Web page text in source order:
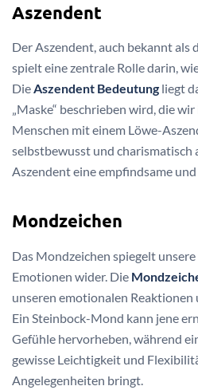
Aszendent
Der Aszendent, auch bekannt als
spielt eine zentrale Rolle darin,
DieAszendent Bedeutung liegt
„Maske“ beschrieben wird, die
Menschen mit einem Löwe-
selbstbewusst und charismatisch
Aszendent eine empfindsame
Mondzeichen
Das Mondzeichen spiegelt
Emotionen wider. Die
unseren emotionalen Reaktionen
Ein Steinbock-Mond kann jene
Gefühle hervorheben, während
gewisse Leichtigkeit und
Angelegenheiten bringt.